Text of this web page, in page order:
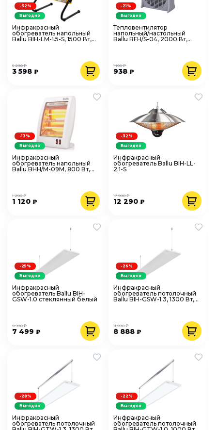
Инфракрасный
обогреватель напольный
Ballu BIH-LM-1.5-S, 1500 Вт,
3 598 ₽
5 290 ₽
-32%
Выгодно
Тепловентилятор
напольный/настольный
Ballu BFH/S-04, 2000 Вт,
938₽
1 190 ₽
-21%
Выгодно
Инфракрасный
обогреватель напольный
Ballu BHH/M-09M, 800 Вт,
1 120 ₽
1 290 ₽
-13%
Выгодно
Инфракрасный
обогреватель Ballu BIH-LL-
2.1-S
12 290₽
17 990 ₽
-32%
Выгодно
Инфракрасный
обогреватель Ballu BIH-
GSW-1.0 стеклянный белый
7 499 ₽
9 990 ₽
-25%
Выгодно
Инфракрасный
обогреватель потолочный
Ballu BIH-GSW-1.3, 1300 Вт,
8 888₽
11 990 ₽
-26%
Выгодно
Инфракрасный
обогреватель потолочный
-28%
Выгодно
Инфракрасный
обогреватель потолочный
-22%
Выгодно